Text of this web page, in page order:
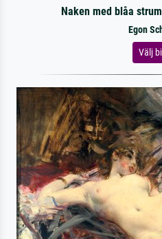
Naken med blåa
Egon
Välj